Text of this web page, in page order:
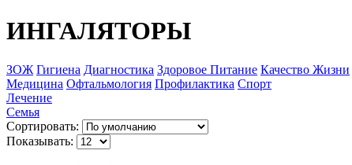
ИНГАЛЯТОРЫ
ЗОЖ Гигиена Диагностика Здоровое Питание Качество Жизни
Медицина Офтальмология Профилактика Спорт
Лечение
Семья
Сортировать:
Показывать: